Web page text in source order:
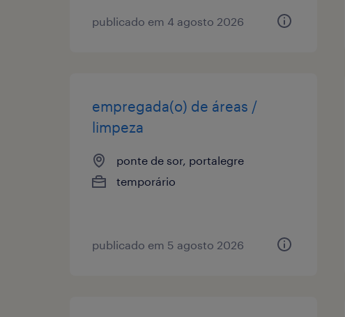
publicado em 4 agosto 2026
empregada(o) de áreas /
limpeza
ponte de sor, portalegre
temporário
publicado em 5 agosto 2026